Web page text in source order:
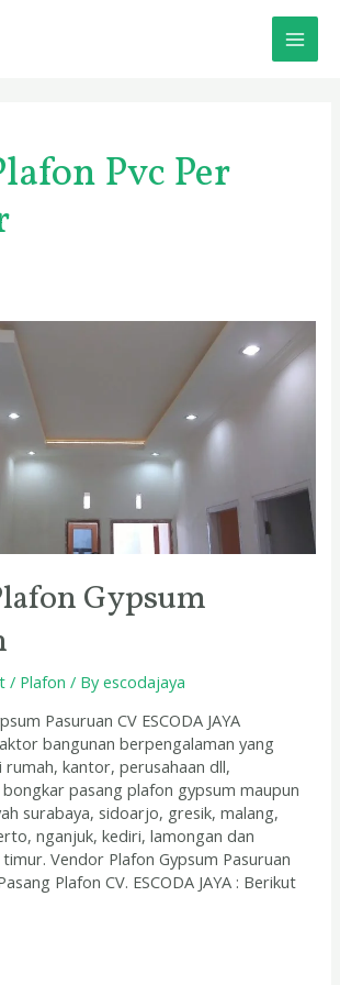
Pvc Per
Gypsum
/ Plafon / Byescodajaya
Pasuruan CV ESCODA JAYA
bangunan berpengalaman yang
rumah, kantor, perusahaan dll,
pasang plafon gypsum maupun
surabaya, sidoarjo, gresik, malang,
nganjuk, kediri, lamongan dan
Vendor Plafon Gypsum Pasuruan
Plafon CV. ESCODA JAYA : Berikut